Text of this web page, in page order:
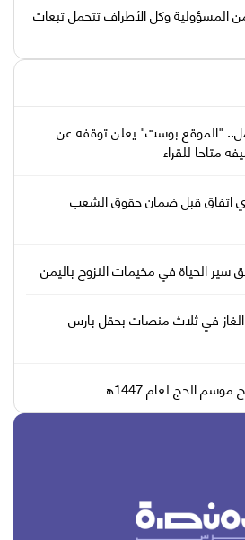
المسؤولية وكل الأطراف تتحمل تبعات
"الموقع بوست" يعلن توقفه عن
متاحا للقراء
اتفاق قبل ضمان حقوق الشعب
الحياة في مخيمات النزوح باليمن
الغاز في ثلاث منصات بحقل بارس
الحج لعام 1447هـ